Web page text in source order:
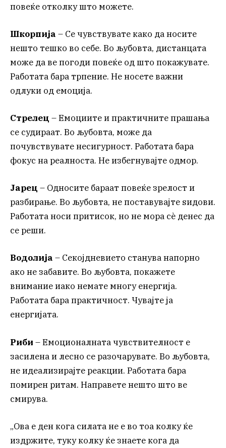
повеќе отколку што можете.
Шкорпија – Се чувствувате како да носите
нешто тешко во себе. Во љубовта, дистанцата
може да ве погоди повеќе од што покажувате.
Работата бара трпение. Не носете важни
одлуки од емоција.
Стрелец – Емоциите и практичните прашања
се судираат. Во љубовта, може да
почувствувате несигурност. Работата бара
фокус на реалноста. Не избегнувајте одмор.
Јарец – Односите бараат повеќе зрелост и
разбирање. Во љубовта, не поставувајте ѕидови.
Работата носи притисок, но не мора сè денес да
се реши.
Водолија – Секојдневието станува напорно
ако не забавите. Во љубовта, покажете
внимание иако немате многу енергија.
Работата бара практичност. Чувајте ја
енергијата.
Риби – Емоционалната чувствителност е
засилена и лесно се разочарувате. Во љубовта,
не идеализирајте реакции. Работата бара
помирен ритам. Направете нешто што ве
смирува.
„Ова е ден кога силата не е во тоа колку ќе
издржите, туку колку ќе знаете кога да